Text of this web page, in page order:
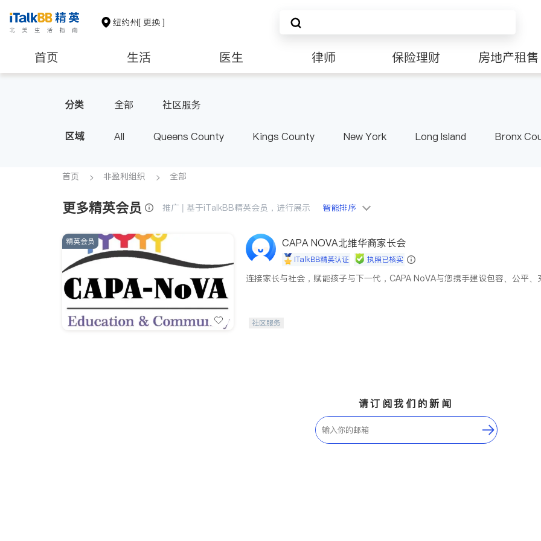
纽约州[ 更换 ]
首页 生活 医生 律师 保险理财 房地产租售
分类 全部 社区服务
区域 All Queens County Kings County New York Long Island Bronx
首页 非盈利组织 全部
更多精英会员 推广 | 基于iTalkBB精英会员，进行展示 智能排序
精英会员 CAPA NOVA北维华裔家长会
iTalkBB精英认证 执照已核实
连接家长与社会，赋能孩子与下一代，CAPA NoVA与您携手建设包容、公平、
社区服务
请订阅我们的新闻